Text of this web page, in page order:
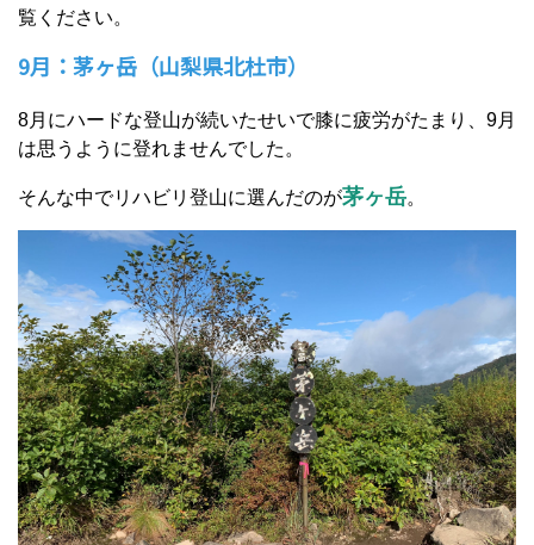
覧ください。
9月：茅ヶ岳（山梨県北杜市）
8月にハードな登山が続いたせいで膝に疲労がたまり、9月
は思うように登れませんでした。
そんな中でリハビリ登山に選んだのが茅ヶ岳。